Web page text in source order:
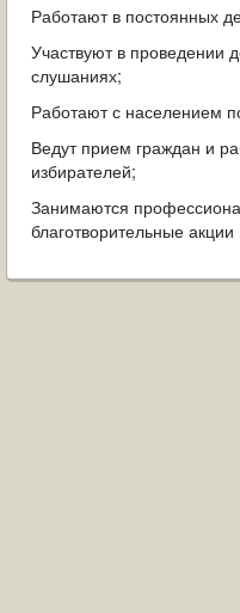
Работают в постоянных
Участвуют в проведении
слушаниях;
Работают с населением
Ведут прием граждан и
избирателей;
Занимаются
благотворительные